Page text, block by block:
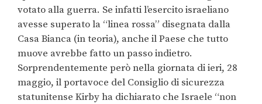
votato alla guerra. Se infatti l’esercito israeliano
avesse superato la “linea rossa” disegnata dalla
Casa Bianca (in teoria), anche il Paese che tutto
muove avrebbe fatto un passo indietro.
Sorprendentemente però nella giornata di ieri, 28
maggio, il portavoce del Consiglio di sicurezza
statunitense Kirby ha dichiarato che Israele “non